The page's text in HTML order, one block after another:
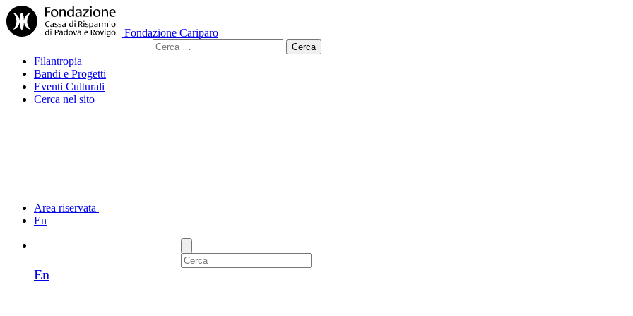
Fondazione Cariparo
Ricerca
per:
Filantropia
Bandi e Progetti
Eventi Culturali
Cerca nel sito
Area riservata
En
En